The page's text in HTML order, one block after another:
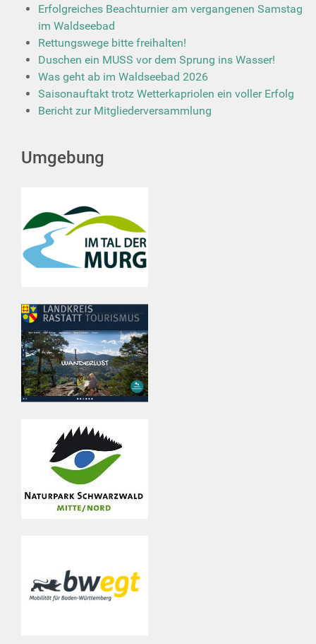
Erfolgreiches Beachturnier am vergangenen Samstag
im Waldseebad
Rettungswege bitte freihalten!
Duschen ein MUSS vor dem Sprung ins Wasser!
Was geht ab im Waldseebad 2026
Saisonauftakt trotz Wetterkapriolen ein voller Erfolg
Bericht zur Mitgliederversammlung
Umgebung